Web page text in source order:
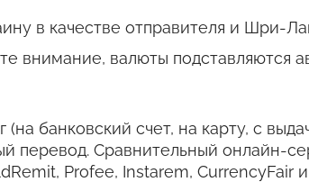
в качестве отправителя и Шри-
внимание, валюты подставляются
(на банковский счет, на карту, с
перевод. Сравнительный онлайн-
Profee, Instarem,